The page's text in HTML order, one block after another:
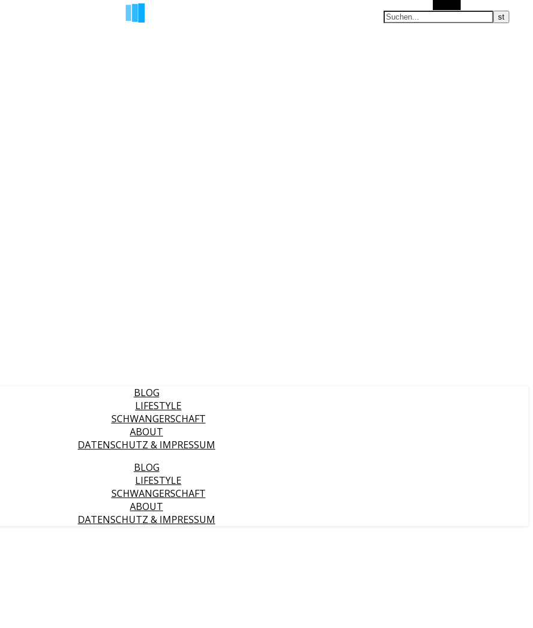
BLOG
LIFESTYLE
SCHWANGERSCHAFT
ABOUT
DATENSCHUTZ & IMPRESSUM
BLOG
LIFESTYLE
SCHWANGERSCHAFT
ABOUT
DATENSCHUTZ & IMPRESSUM